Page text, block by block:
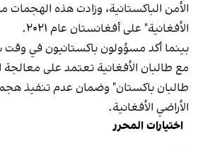
الأمن الباكستانية، وزادت هذه
الأفغانية" على أفغانستان عام ٢٠٢١.
بينما أكد مسؤولون باكستانيون في وقت
مع طالبان الأفغانية تعتمد على
طالبان باكستان" وضمان عدم تنفيذ
الأراضي الأفغانية.
اختيارات المحرر